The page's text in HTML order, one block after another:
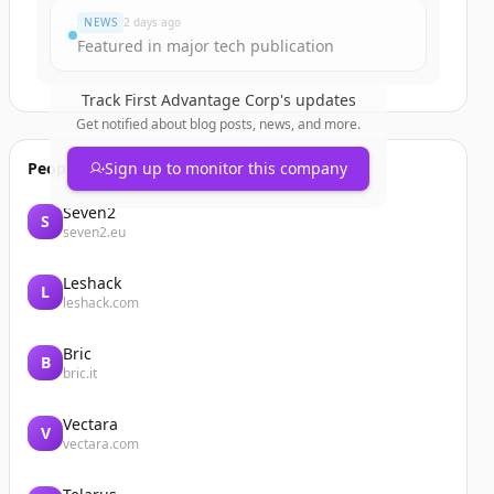
NEWS 2 days ago
Featured in major tech publication
Track First Advantage Corp's updates
Get notified about blog posts, news, and more.
Sign up to monitor this company
People also viewed
S Seven2
seven2.eu
L Leshack
leshack.com
B Bric
bric.it
V Vectara
vectara.com